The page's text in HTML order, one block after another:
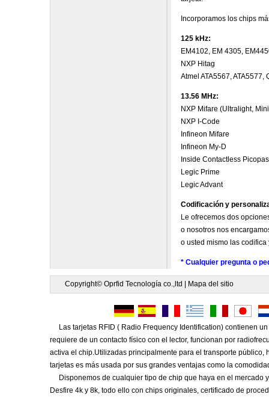
Incorporamos los chips
125 kHz:
EM4102, EM 4305,
NXP Hitag
Atmel ATA5567, ATA5577,
13.56 MHz:
NXP Mifare (Ultralight,
NXP I-Code
Infineon Mifare
Infineon My-D
Inside Contactless
Legic Prime
Legic Advant
Codificación y
Le ofrecemos dos
o nosotros nos
o usted mismo las
* Cualquier pregunta o
Copyright© Oprfid Tecnología co.,ltd | Mapa del sitio
Las tarjetas RFID ( Radio Frequency Identification) contienen
requiere de un contacto físico con el lector, funcionan por
activa el chip.Utilizadas principalmente para el transporte
tarjetas es más usada por sus grandes ventajas como la
Disponemos de cualquier tipo de chip que haya en el mercado
Desfire 4k y 8k, todo ello con chips originales, certificado de